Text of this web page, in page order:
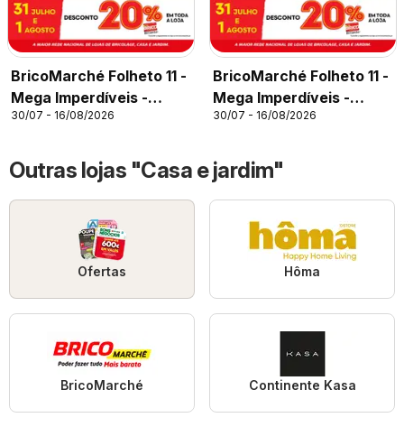
BricoMarché Folheto 11 -
Mega Imperdíveis -
Chaves
30/07 - 16/08/2026
BricoMarché Folheto 11 -
Mega Imperdíveis -
Castelo Branco
30/07 - 16/08/2026
Outras lojas "Casa e jardim"
Ofertas Hôma
BricoMarché Continente Kasa